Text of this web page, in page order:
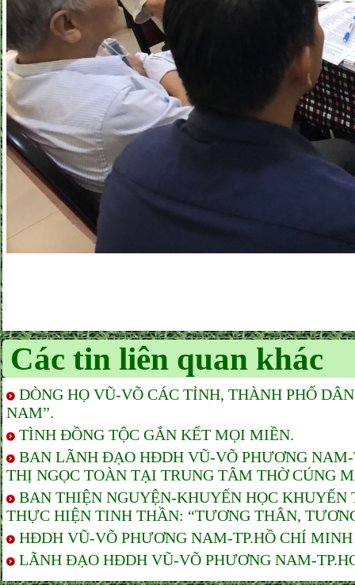
Các tin liên quan khác
DÒNG HỌ VŨ-VÕ CÁC TỈNH, THÀNH PHỐ
NAM”.
TÌNH ĐỒNG TỘC GẮN KẾT MỌI MIỀN.
BAN LÃNH ĐẠO HĐDH VŨ-VÕ PHƯƠNG
THỊ NGỌC TOÀN TẠI TRUNG TÂM THỜ CÚNG
BAN THIỆN NGUYỆN-KHUYẾN HỌC
THỰC HIỆN TINH THẦN: “TƯƠNG THÂN,
HĐDH VŨ-VÕ PHƯƠNG NAM-TP.HỒ CHÍ
LÃNH ĐẠO HĐDH VŨ-VÕ PHƯƠNG NAM-